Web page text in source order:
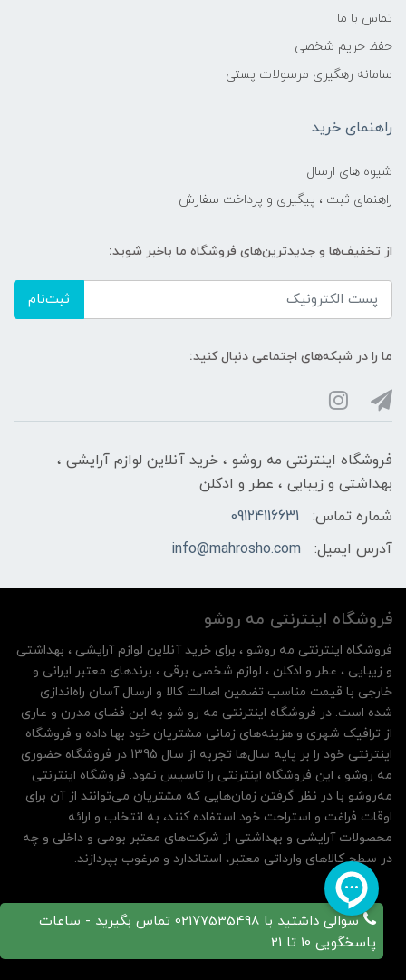
تماس با ما
حفظ حریم شخصی
سامانه رهگیری مرسولات پستی
راهنمای خرید
شیوه های ارسال
راهنمای ثبت ، پیگیری و پرداخت سفارش
از تخفیف‌ها و جدیدترین‌های فروشگاه ما باخبر شوید:
ثبت‌نام
ما را در شبکه‌های اجتماعی دنبال کنید:
فروشگاه اینترنتی مه‌ رو‌شو ، خرید آنلاین لوازم آرایشی ،
بهداشتی و زیبایی ، عطر و ادکلن
شماره تماس:
09124116631
آدرس ایمیل:
info@mahrosho.com
سوالی داشتید با 02177535498 تماس بگیرید - ساعات
پاسخگویی 10 تا 21
فروشگاه اینترنتی مه‌ رو‌شو
فروشگاه اینترنتی مه‌ رو‌شو ، برای خرید آنلاین لوازم آرایشی ، بهداشتی
و زیبایی ، عطر و ادکلن ، لوازم شخصی برقی ، برندهای معتبر ایرانی و
خارجی با قیمت مناسب تضمین اصالت کالا و ارسال آسان راه‌اندازی
شده است. در فروشگاه اینترنتی مه رو شو به این فضای مدرن و عاری
از ترافیک شهری و هزینه‌های زمانی مشتریان خود بها داده و فروشگاه
اینترنتی خود را بر پایه سال‌ها تجربه از سال 1395 در فروشگاه حضوری
مه روشو ، این فروشگاه اینترنتی را تاسیس نمود. فروشگاه اینترنتی
مه‌رو‌شو با در نظر گرفتن زمان‌هایی که مشتریان می‌توانند از آن‌ برای
اوقات فراغت و استراحت خود استفاده کنند، به انتخاب و ارائه
محصولات آرایشی و بهداشتی از شرکت‌های معتبر بومی و داخلی و چه
در سطح کالاهای وارداتی معتبر، استاندارد و مرغوب بپردازند.